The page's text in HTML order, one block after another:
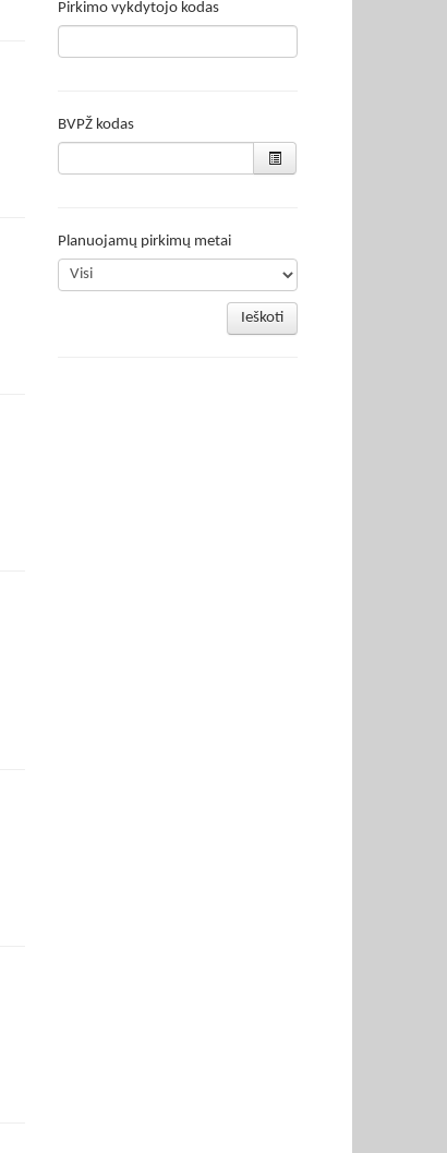
Pirkimo vykdytojo kodas
BVPŽ kodas
Planuojamų pirkimų metai
Ieškoti